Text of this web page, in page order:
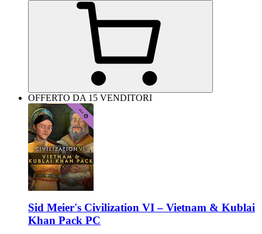
OFFERTO DA 15 VENDITORI
Sid Meier's Civilization VI – Vietnam & Kublai
Khan Pack PC